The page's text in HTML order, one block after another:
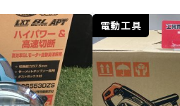
電動工具